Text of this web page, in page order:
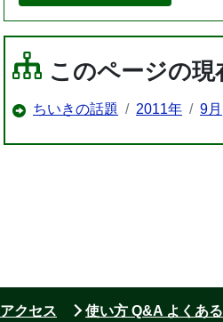
このページの現
ちいきの話題 2011年 9月
アクセス 使い方 Q&A よくあ